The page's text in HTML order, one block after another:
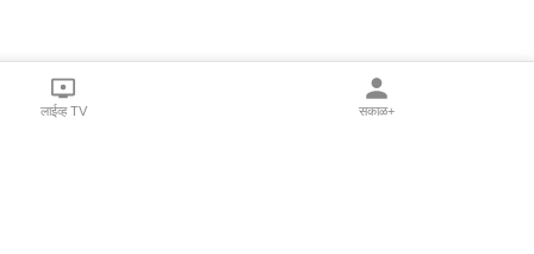
लाईव्ह TV सकाळ+